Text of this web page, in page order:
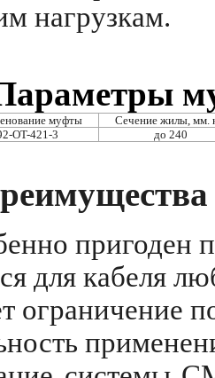
нагрузкам.
муфты
Сечение жилы, мм.
OT-421-3
до 240
пригоден
для кабеля
ограничение